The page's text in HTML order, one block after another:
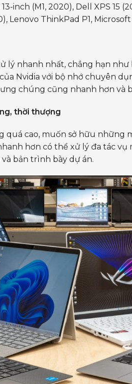
inch (M1, 2020), Dell XPS 15
Lenovo ThinkPad P1,
lý nhanh nhất, chẳng hạn như
Nvidia với bộ nhớ chuyên
chúng cũng nhanh hơn và
thời thượng
quá cao, muốn sở hữu những
hơn có thể xử lý đa tác
bản trình bày dự án.